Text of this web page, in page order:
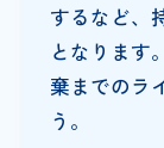
するなど、
となります
棄までのラ
う。